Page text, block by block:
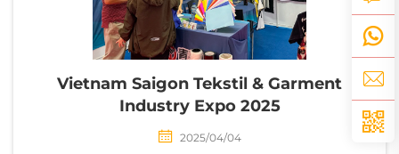
Vietnam Saigon Tekstil & Garment
Industry Expo 2025
2025/04/04